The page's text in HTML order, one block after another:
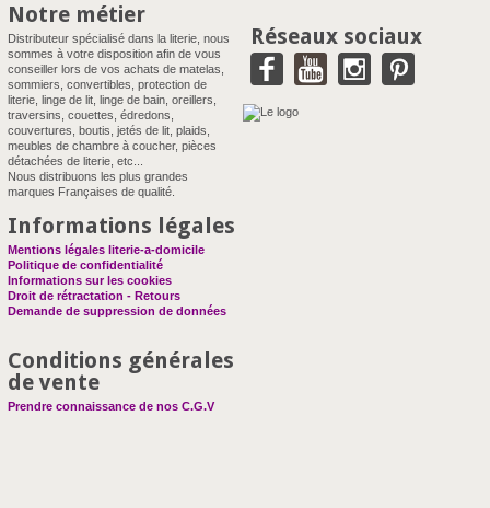
Notre métier
Distributeur spécialisé dans la literie, nous
sommes à votre disposition afin de vous
conseiller lors de vos achats de matelas,
sommiers, convertibles, protection de
literie, linge de lit, linge de bain, oreillers,
traversins, couettes, édredons,
couvertures, boutis, jetés de lit, plaids,
meubles de chambre à coucher, pièces
détachées de literie, etc...
Nous distribuons les plus grandes
marques Françaises de qualité.
Informations légales
Mentions légales literie-a-domicile
Politique de confidentialité
Informations sur les cookies
Droit de rétractation - Retours
Demande de suppression de données
Conditions générales
de vente
Prendre connaissance de nos C.G.V
Réseaux sociaux